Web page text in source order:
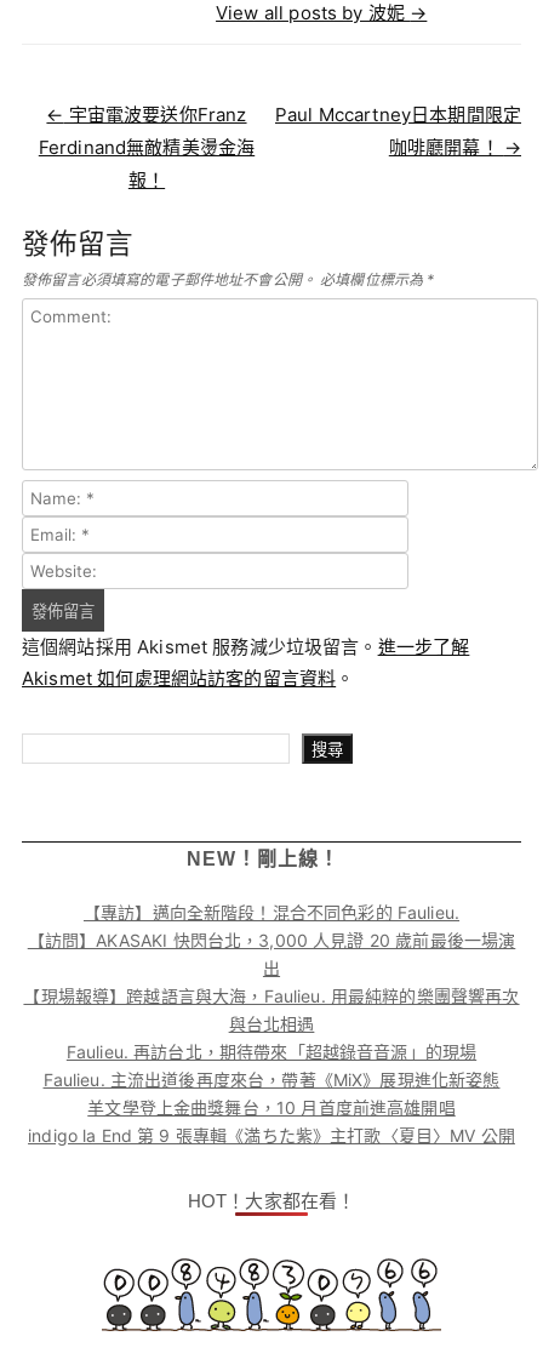
View all posts by 波妮 →
Post navigation
← 宇宙電波要送你Franz
Ferdinand無敵精美燙金海
報！
Paul Mccartney日本期間限定
咖啡廳開幕！ →
發佈留言
發佈留言必須填寫的電子郵件地址不會公開。 必填欄位標示為 *
這個網站採用 Akismet 服務減少垃圾留言。 進一步了解
Akismet 如何處理網站訪客的留言資料 。
搜尋
NEW！剛上線！
【專訪】邁向全新階段！混合不同色彩的 Faulieu.
【訪問】AKASAKI 快閃台北，3,000 人見證 20 歲前最後一場演
出
【現場報導】跨越語言與大海，Faulieu. 用最純粹的樂團聲響再次
與台北相遇
Faulieu. 再訪台北，期待帶來「超越錄音音源」的現場
Faulieu. 主流出道後再度來台，帶著《MiX》展現進化新姿態
羊文學登上金曲獎舞台，10 月首度前進高雄開唱
indigo la End 第 9 張專輯《満ちた紫》主打歌〈夏目〉MV 公開
HOT！大家都在看！